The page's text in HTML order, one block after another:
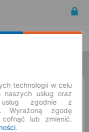
technologii w celu
naszych usług oraz
usług zgodnie z
Wyrażoną zgodę
lub zmienić.
.